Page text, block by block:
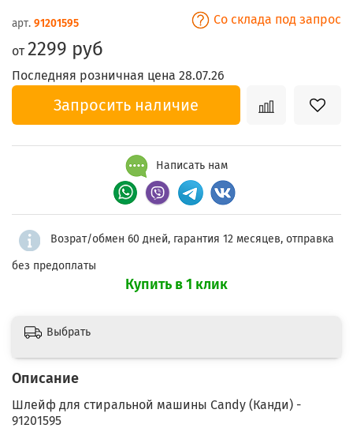
арт. 91201595 Со склада под запрос
от2299 руб
Последняя розничная цена 28.07.26
Запросить наличие
Написать нам
Возрат/обмен 60 дней, гарантия 12 месяцев, отправка
без предоплаты
Купить в 1 клик
Выбрать
Описание
Шлейф для стиральной машины Candy (Канди) -
91201595